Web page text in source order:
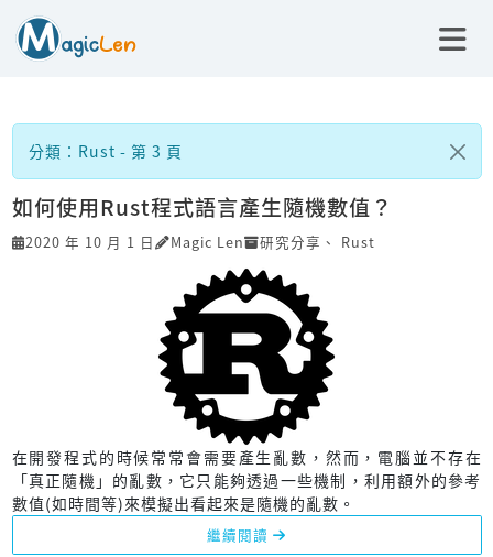
分類：Rust - 第 3 頁
如何使用Rust程式語言產生隨機數值？
2020 年 10 月 1 日 Magic Len 研究分享 、 Rust
在開發程式的時候常常會需要產生亂數，然而，電腦並不存在
「真正隨機」的亂數，它只能夠透過一些機制，利用額外的參考
數值(如時間等)來模擬出看起來是隨機的亂數。
繼續閱讀